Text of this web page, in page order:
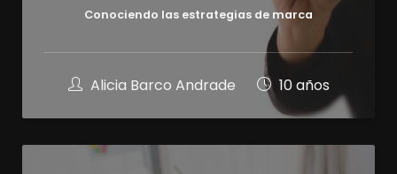
Conociendo las estrategias de marca
Alicia Barco Andrade 10 años